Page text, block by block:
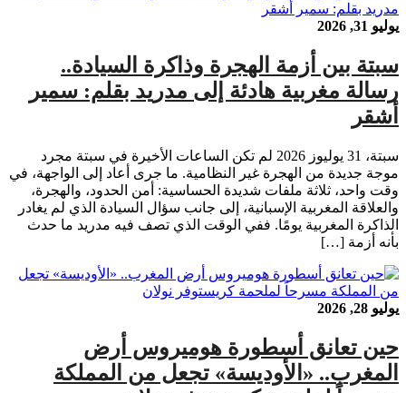
يوليو 31, 2026
سبتة بين أزمة الهجرة وذاكرة السيادة..
رسالة مغربية هادئة إلى مدريد بقلم: سمير
أشقر
سبتة، 31 يوليوز 2026 لم تكن الساعات الأخيرة في سبتة مجرد
موجة جديدة من الهجرة غير النظامية. ما جرى أعاد إلى الواجهة، في
وقت واحد، ثلاثة ملفات شديدة الحساسية: أمن الحدود، والهجرة،
والعلاقة المغربية الإسبانية، إلى جانب سؤال السيادة الذي لم يغادر
الذاكرة المغربية يومًا. ففي الوقت الذي تصف فيه مدريد ما حدث
بأنه أزمة […]
يوليو 28, 2026
حين تعانق أسطورة هوميروس أرض
المغرب.. «الأوديسة» تجعل من المملكة